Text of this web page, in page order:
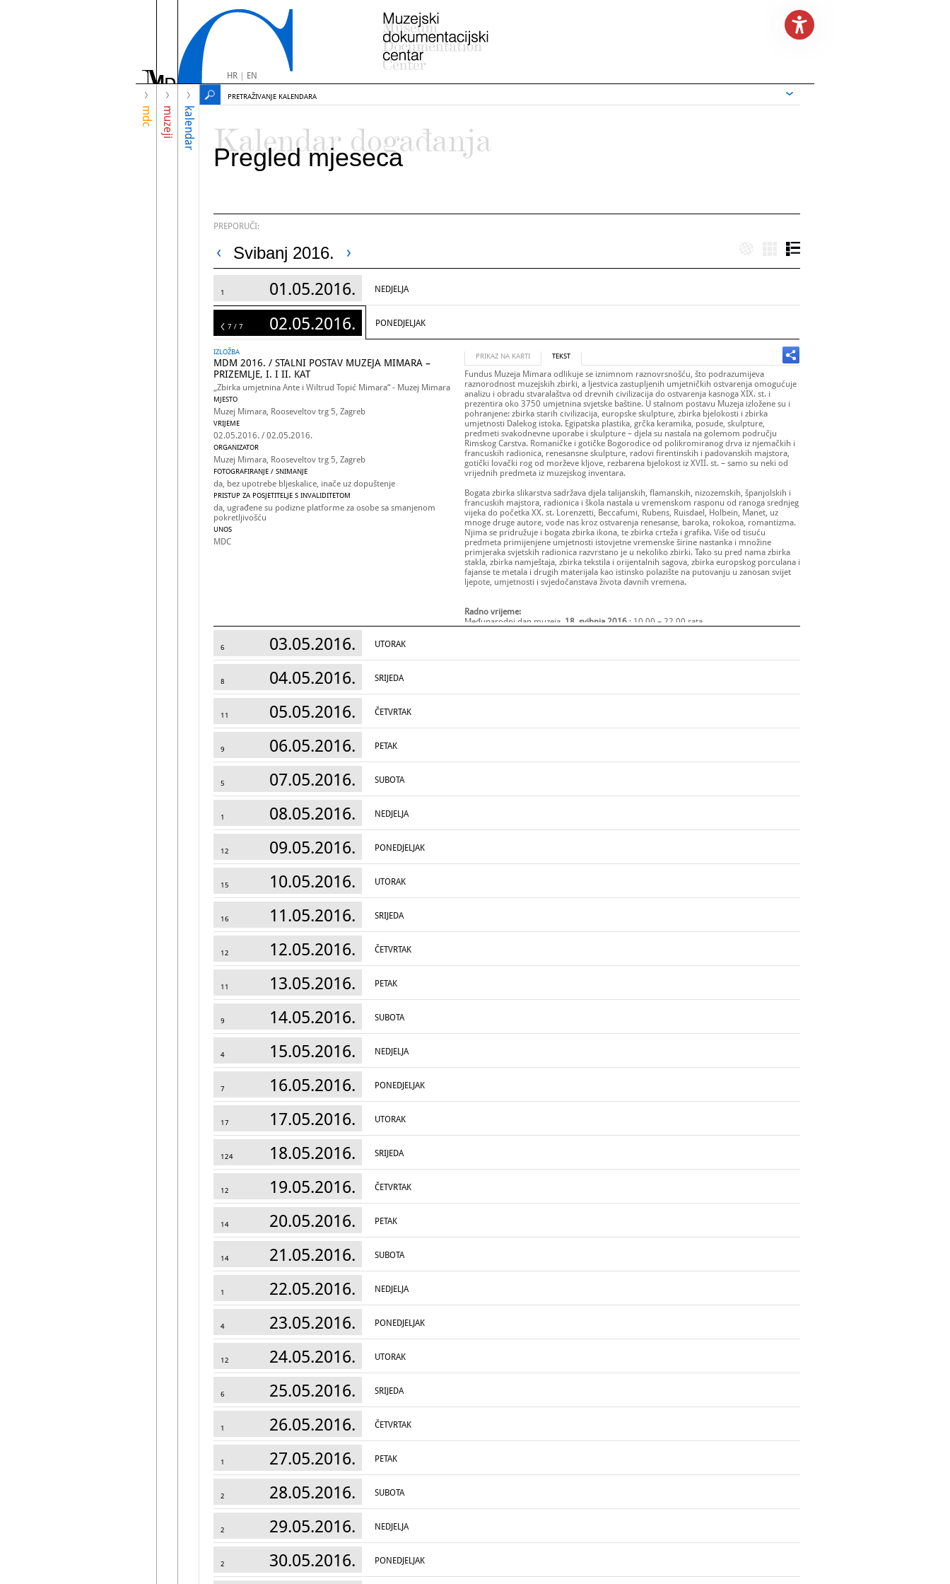
HR| EN
mdc muzeji kalendar
PRETRAŽIVANJE KALENDARA
Kalendar događanja
Pregled mjeseca
PREPORUČI:
Svibanj 2016.
1 01.05.2016. NEDJELJA
7 02.05.2016. PONEDJELJAK
7 / 7
IZLOŽBA
MDM 2016. / STALNI POSTAV MUZEJA MIMARA –
PRIZEMLJE, I. I II. KAT
„Zbirka umjetnina Ante i Wiltrud Topić Mimara“ - Muzej Mimara
MJESTO
Muzej Mimara, Rooseveltov trg 5, Zagreb
VRIJEME
02.05.2016. / 02.05.2016.
ORGANIZATOR
Muzej Mimara, Rooseveltov trg 5, Zagreb
FOTOGRAFIRANJE / SNIMANJE
da, bez upotrebe bljeskalice, inače uz dopuštenje
PRISTUP ZA POSJETITELJE S INVALIDITETOM
da, ugrađene su podizne platforme za osobe sa smanjenom
pokretljivošću
UNOS
MDC
PRIKAZ NA KARTI TEKST
Fundus Muzeja Mimara odlikuje se iznimnom raznovrsnošću, što podrazumijeva
raznorodnost muzejskih zbirki, a ljestvica zastupljenih umjetničkih ostvarenja omogućuje
analizu i obradu stvaralaštva od drevnih civilizacija do ostvarenja kasnoga XIX. st. i
prezentira oko 3750 umjetnina svjetske baštine. U stalnom postavu Muzeja izložene su i
pohranjene: zbirka starih civilizacija, europske skulpture, zbirka bjelokosti i zbirka
umjetnosti Dalekog istoka. Egipatska plastika, grčka keramika, posude, skulpture,
predmeti svakodnevne uporabe i skulpture – djela su nastala na golemom području
Rimskog Carstva. Romaničke i gotičke Bogorodice od polikromiranog drva iz njemačkih i
francuskih radionica, renesansne skulpture, radovi firentinskih i padovanskih majstora,
gotički lovački rog od morževe kljove, rezbarena bjelokost iz XVII. st. – samo su neki od
vrijednih predmeta iz muzejskog inventara.
Bogata zbirka slikarstva sadržava djela talijanskih, flamanskih, nizozemskih, španjolskih i
francuskih majstora, radionica i škola nastala u vremenskom rasponu od ranoga srednjeg
vijeka do početka XX. st. Lorenzetti, Beccafumi, Rubens, Ruisdael, Holbein, Manet, uz
mnoge druge autore, vode nas kroz ostvarenja renesanse, baroka, rokokoa, romantizma.
Njima se pridružuje i bogata zbirka ikona, te zbirka crteža i grafika. Više od tisuću
predmeta primijenjene umjetnosti istovjetne vremenske širine nastanka i množine
primjeraka svjetskih radionica razvrstano je u nekoliko zbirki. Tako su pred nama zbirka
stakla, zbirka namještaja, zbirka tekstila i orijentalnih sagova, zbirka europskog porculana i
fajanse te metala i drugih materijala kao istinsko polazište na putovanju u zanosan svijet
ljepote, umjetnosti i svjedočanstava života davnih vremena.
Radno vrijeme:
Međunarodni dan muzeja, 18. svibnja 2016. : 10.00 – 22.00 sata
6 03.05.2016. UTORAK
8 04.05.2016. SRIJEDA
11 05.05.2016. ČETVRTAK
9 06.05.2016. PETAK
5 07.05.2016. SUBOTA
1 08.05.2016. NEDJELJA
12 09.05.2016. PONEDJELJAK
15 10.05.2016. UTORAK
16 11.05.2016. SRIJEDA
12 12.05.2016. ČETVRTAK
11 13.05.2016. PETAK
9 14.05.2016. SUBOTA
4 15.05.2016. NEDJELJA
7 16.05.2016. PONEDJELJAK
17 17.05.2016. UTORAK
124 18.05.2016. SRIJEDA
12 19.05.2016. ČETVRTAK
14 20.05.2016. PETAK
14 21.05.2016. SUBOTA
1 22.05.2016. NEDJELJA
4 23.05.2016. PONEDJELJAK
12 24.05.2016. UTORAK
6 25.05.2016. SRIJEDA
1 26.05.2016. ČETVRTAK
1 27.05.2016. PETAK
2 28.05.2016. SUBOTA
2 29.05.2016. NEDJELJA
2 30.05.2016. PONEDJELJAK